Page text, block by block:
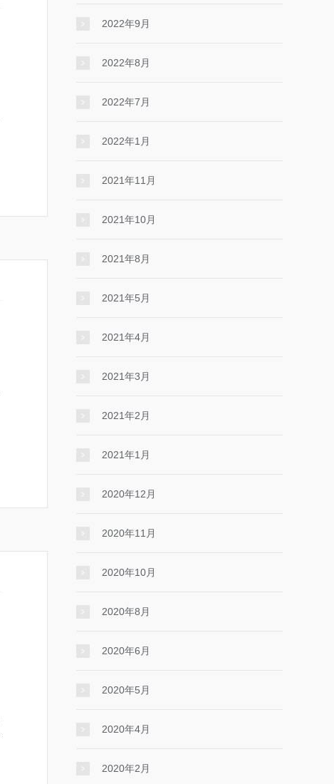
2022年9月
2022年8月
2022年7月
2022年1月
2021年11月
2021年10月
2021年8月
2021年5月
2021年4月
2021年3月
2021年2月
2021年1月
2020年12月
2020年11月
2020年10月
2020年8月
2020年6月
2020年5月
2020年4月
2020年2月